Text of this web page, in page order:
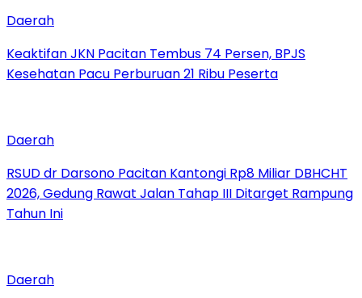
Daerah
Keaktifan JKN Pacitan Tembus 74 Persen, BPJS
Kesehatan Pacu Perburuan 21 Ribu Peserta
Daerah
RSUD dr Darsono Pacitan Kantongi Rp8 Miliar DBHCHT
2026, Gedung Rawat Jalan Tahap III Ditarget Rampung
Tahun Ini
Daerah